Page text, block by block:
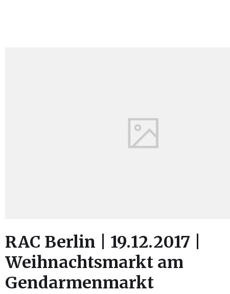
RAC Berlin | 19.12.2017 |
Weihnachtsmarkt am
Gendarmenmarkt